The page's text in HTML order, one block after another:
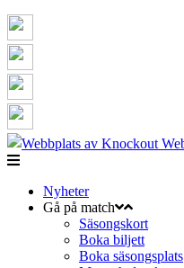
Nyheter
Gå på match
Säsongskort
Boka biljett
Boka säsongsplats